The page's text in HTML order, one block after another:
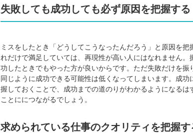
失敗しても成功しても必ず原因を把握する
ミスをしたとき「どうしてこうなったんだろう」と原因を
れだけで満足していては、再現性が高い人にはなれません
功したときでもやった方が良いからです。ただ失敗だけを
同じように成功できる可能性は低くなってしまいます。成
握しておくことで、成功までの道のりがわかるようになる
ことににつながるでしょう。
求められている仕事のクオリティを把握す